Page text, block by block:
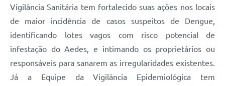
Vigilância Sanitária tem fortalecido suas ações nos locais
de maior incidência de casos suspeitos de Dengue,
identificando lotes vagos com risco potencial de
infestação do Aedes, e intimando os proprietários ou
responsáveis para sanarem as irregularidades existentes.
Já a Equipe da Vigilância Epidemiológica tem